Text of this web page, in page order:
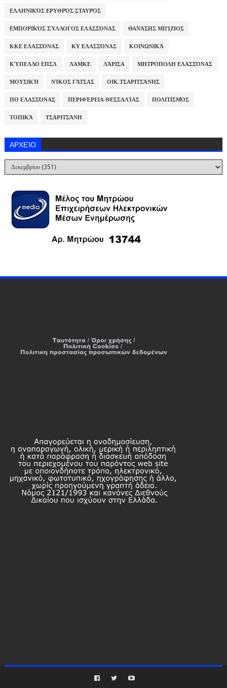
ΕΛΛΗΝΙΚΌΣ ΕΡΥΘΡΌΣ ΣΤΑΥΡΌΣ
ΕΜΠΟΡΙΚΌΣ ΣΎΛΛΟΓΟΣ ΕΛΑΣΣΌΝΑΣ ΘΑΝΆΣΗΣ ΜΠΊΖΙΟΣ
ΚΚΕ ΕΛΑΣΣΌΝΑΣ ΚΥ ΕΛΑΣΣΌΝΑΣ ΚΟΙΝΩΝΙΚΆ
ΚΎΠΕΛΛΟ ΕΠΣΛ ΛΑΜΚΕ ΛΆΡΙΣΑ ΜΗΤΡΌΠΟΛΗ ΕΛΑΣΣΌΝΑΣ
ΜΟΥΣΙΚΉ ΝΊΚΟΣ ΓΆΤΣΑΣ ΟΙΚ.ΤΣΑΡΙΤΣΆΝΗΣ
ΠΟ ΕΛΑΣΣΌΝΑΣ ΠΕΡΙΦΈΡΕΙΑ ΘΕΣΣΑΛΊΑΣ ΠΟΛΙΤΙΣΜΌΣ
ΤΟΠΙΚΆ ΤΣΑΡΙΤΣΆΝΗ
ΑΡΧΕΊΟ